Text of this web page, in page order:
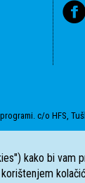
c/o HFS,
kako bi vam